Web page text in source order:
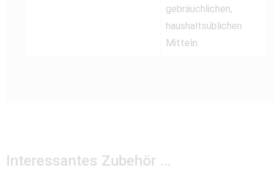
gebräuchlichen,
haushaltsüblichen
Mitteln.
Interessantes Zubehör …